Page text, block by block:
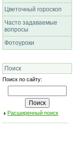
Цветочный гороскоп
Часто задаваемые
вопросы
Фотоуроки
Поиск
Поиск по сайту:
Расширенный поиск